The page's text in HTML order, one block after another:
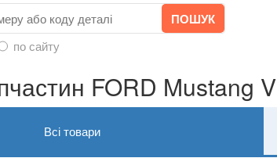
по сайту
FORD Mustang V
Всі товари